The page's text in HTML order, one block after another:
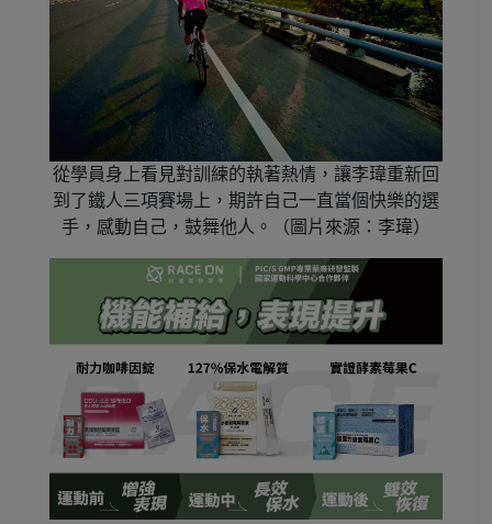
從學員身上看見對訓練的執著熱情，讓李瑋重新回
到了鐵人三項賽場上，期許自己一直當個快樂的選
手，感動自己，鼓舞他人。（圖片來源：李瑋）